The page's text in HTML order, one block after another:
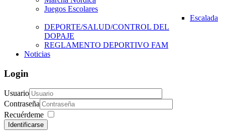
Juegos Escolares
Escalada
DEPORTE/SALUD/CONTROL DEL
DOPAJE
REGLAMENTO DEPORTIVO FAM
Noticias
Login
Usuario
Contraseña
Recuérdeme
Identificarse